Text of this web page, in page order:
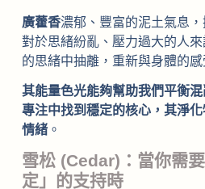
廣藿香濃郁、豐富的泥土氣息
對於思緒紛亂、壓力過大的人
的思緒中抽離，重新與身體的感
其能量色光能夠幫助我們平衡
專注中找到穩定的核心，其淨
情緒。
雪松 (Cedar)：當你需
定」的支持時